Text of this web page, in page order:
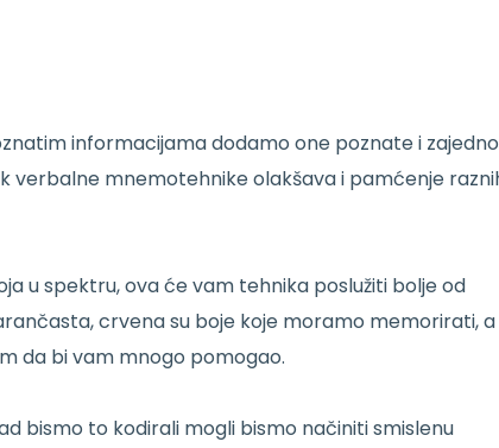
informacijama dodamo one poznate i
verbalne mnemotehnike olakšava i pamćenje
u spektru, ova će vam tehnika poslužiti bolje od
crvena su boje koje moramo memorirati, a
da bi vam mnogo pomogao.
bismo to kodirali mogli bismo načiniti smislenu